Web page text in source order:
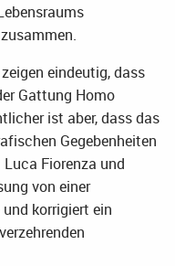
eindeutig, dass
Gattung Homo
ist aber, dass das
Gegebenheiten
Fiorenza und
von einer
korrigiert ein